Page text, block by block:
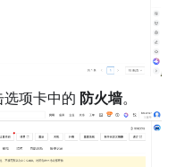
项卡中的 防火墙。